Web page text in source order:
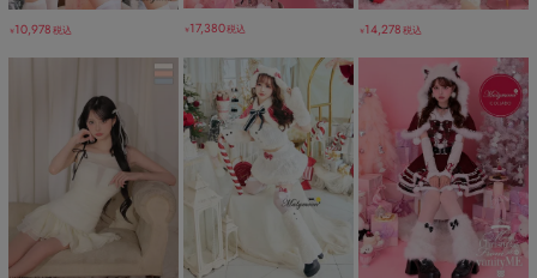
￥10,978税込 ￥17,380税込 ￥14,278税込